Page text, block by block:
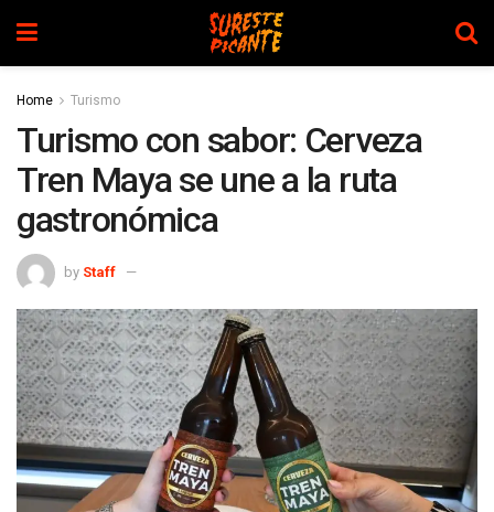
Home Turismo
Turismo con sabor: Cerveza
Tren Maya se une a la ruta
gastronómica
by Staff